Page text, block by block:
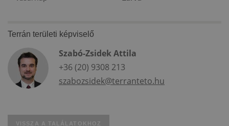
Terrán területi képviselő
Szabó-Zsidek Attila
+36 (20) 9308 213
szabozsidek@terranteto.hu
VISSZA A TALÁLATOKHOZ